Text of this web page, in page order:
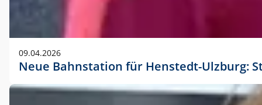
09.04.2026
Neue Bahnstation für Henstedt-Ulzburg: